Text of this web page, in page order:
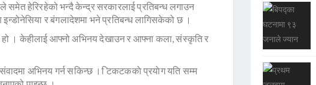
समेत हेरिरहेको भन्दै केन्द्र सरकारलाई प्रतिबन्ध लगाउन
र बंगलादेशमा भने प्रतिबन्ध लागिसकेको छ ।
हो । केहीलाई आफ्नो अभिनय देखाउन र आफ्ना कला, संस्कृति र
अभिनय गर्न सकिन्छ । िटकटककाे प्रयाेग यति सम्म